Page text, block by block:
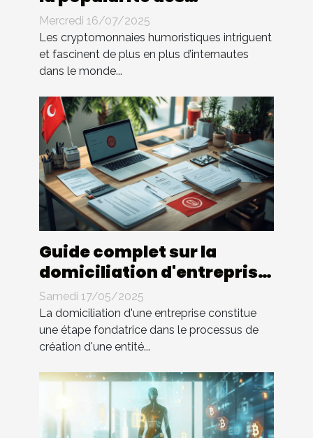
cryptomonnaies
humoristiques
Mercredi 16/07/2025
Les cryptomonnaies humoristiques intriguent
et fascinent de plus en plus d’internautes
dans le monde...
Guide complet sur la
domiciliation d'entreprise
en Tunisie
Samedi 17/05/2025
La domiciliation d'une entreprise constitue
une étape fondatrice dans le processus de
création d'une entité...